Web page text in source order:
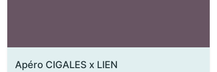
Apéro CIGALES x LIEN